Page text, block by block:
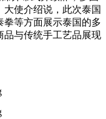
使介绍说，此次泰国
拳等方面展示泰国的多
品与传统手工艺品展现